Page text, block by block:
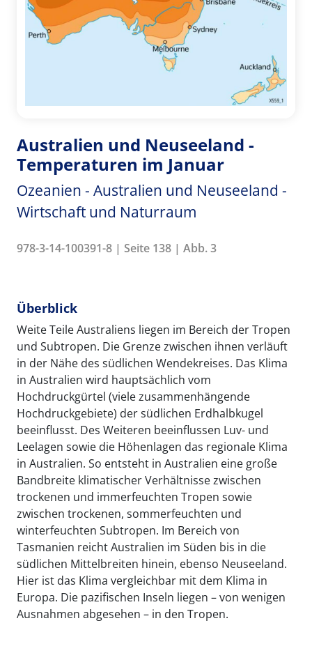
Australien und Neuseeland -
Temperaturen im Januar
Ozeanien - Australien und Neuseeland -
Wirtschaft und Naturraum
978-3-14-100391-8 | Seite 138 | Abb. 3
Überblick
Weite Teile Australiens liegen im Bereich der Tropen
und Subtropen. Die Grenze zwischen ihnen verläuft
in der Nähe des südlichen Wendekreises. Das Klima
in Australien wird hauptsächlich vom
Hochdruckgürtel (viele zusammenhängende
Hochdruckgebiete) der südlichen Erdhalbkugel
beeinflusst. Des Weiteren beeinflussen Luv- und
Leelagen sowie die Höhenlagen das regionale Klima
in Australien. So entsteht in Australien eine große
Bandbreite klimatischer Verhältnisse zwischen
trockenen und immerfeuchten Tropen sowie
zwischen trockenen, sommerfeuchten und
winterfeuchten Subtropen. Im Bereich von
Tasmanien reicht Australien im Süden bis in die
südlichen Mittelbreiten hinein, ebenso Neuseeland.
Hier ist das Klima vergleichbar mit dem Klima in
Europa. Die pazifischen Inseln liegen – von wenigen
Ausnahmen abgesehen – in den Tropen.